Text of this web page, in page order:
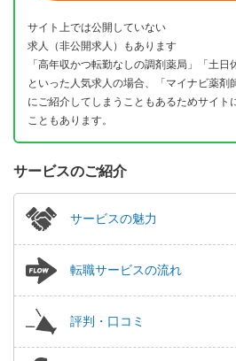
サイト上では公開していない
求人（非公開求人）もあります
「高年収かつ転勤なしの調剤薬局」「土日
といった人気求人の場合、「マイナビ薬剤
にご紹介してしまうこともあるためサイト
こともあります。
サービスのご紹介
サービスの魅力
転職サービスの流れ
評判・口コミ